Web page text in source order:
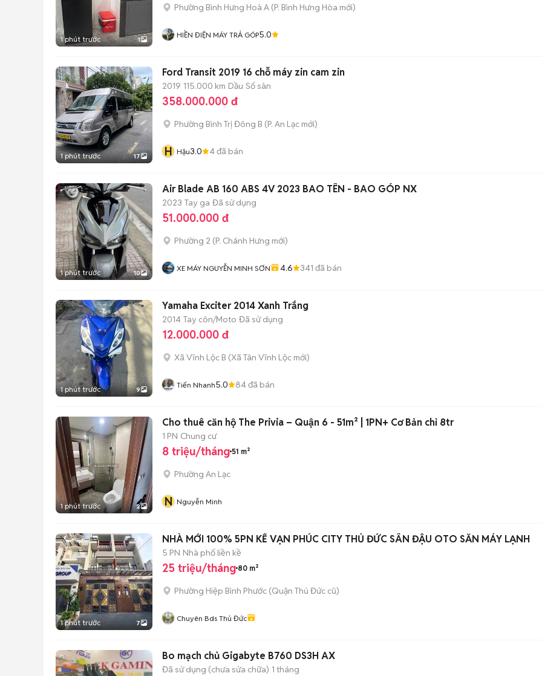
1 phút trước 1
Phường Bình Hưng Hoà A (P. Bình Hưng Hòa mới)
HIỀN ĐIỆN MÁY TRẢ GÓP5.0
1 phút trước 17
Ford Transit 2019 16 chỗ máy zin cam zin
2019 115.000 km Dầu Số sàn
358.000.000 đ
Phường Bình Trị Đông B (P. An Lạc mới)
H Hậu3.0 4đã bán
1 phút trước 10
Air Blade AB 160 ABS 4V 2023 BAO TÊN - BAO GÓP NX
2023 Tay ga Đã sử dụng
51.000.000 đ
Phường 2 (P. Chánh Hưng mới)
XE MÁY NGUYỄN MINH SƠN 4.6 341 đã bán
1 phút trước 9
Yamaha Exciter 2014 Xanh Trắng
2014 Tay côn/Moto Đã sử dụng
12.000.000 đ
Xã Vĩnh Lộc B (Xã Tân Vĩnh Lộc mới)
Tiến Nhanh5.0 84đã bán
1 phút trước 2
Cho thuê căn hộ The Privia – Quận 6 - 51m² | 1PN+ Cơ Bản chỉ 8tr
1 PN Chung cư
8 triệu/tháng 51 m²
Phường An Lạc
N Nguyễn Minh
1 phút trước 7
NHÀ MỚI 100% 5PN KẾ VẠN PHÚC CITY THỦ ĐỨC SÂN ĐẬU OTO SẴN MÁY LẠNH
5 PN Nhà phố liền kề
25 triệu/tháng 80 m²
Phường Hiệp Bình Phước (Quận Thủ Đức cũ)
Chuyên Bds Thủ Đức
Bo mạch chủ Gigabyte B760 DS3H AX
Đã sử dụng (chưa sửa chữa) 1 tháng